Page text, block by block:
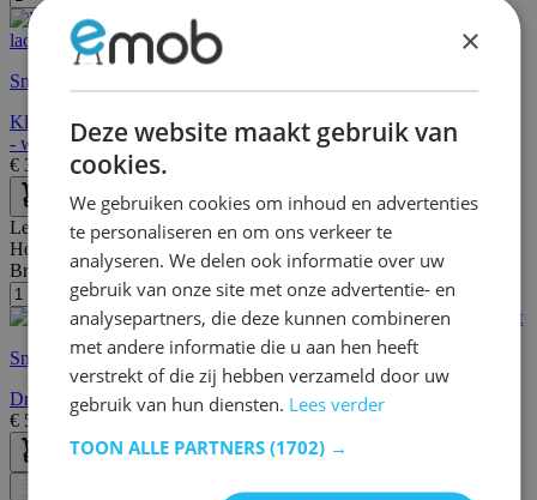
Snelle levering
Kledingkast Botan 176cm, 6 legplanken, 2 kledingroedes & 2 lades
- wit
€ 339,00 €415,00
Lengte:150 cm
Hoogte:
175 cm
Breedte/diepte:45 cm
Snelle levering
Draagbare kledingkast, opvouwbare kast, 150x45x175 cm, zwart
€ 53,95 €
×
Deze website maakt gebruik van
cookies.
We gebruiken cookies om inhoud en advertenties
te personaliseren en om ons verkeer te
analyseren. We delen ook informatie over uw
gebruik van onze site met onze advertentie- en
analysepartners, die deze kunnen combineren
met andere informatie die u aan hen heeft
verstrekt of die zij hebben verzameld door uw
gebruik van hun diensten. Lees verder
TOON ALLE PARTNERS (1702) →